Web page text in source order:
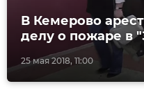
25 мая 2018, 11:00
В Кемерово
делу о пожаре в